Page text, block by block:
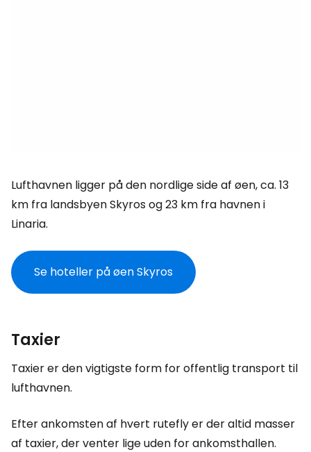
Lufthavnen ligger på den nordlige side af øen, ca. 13
km fra landsbyen Skyros og 23 km fra havnen i
Linaria.
Se hoteller på øen Skyros
Taxier
Taxier er den vigtigste form for offentlig transport til
lufthavnen.
Efter ankomsten af hvert rutefly er der altid masser
af taxier, der venter lige uden for ankomsthallen.